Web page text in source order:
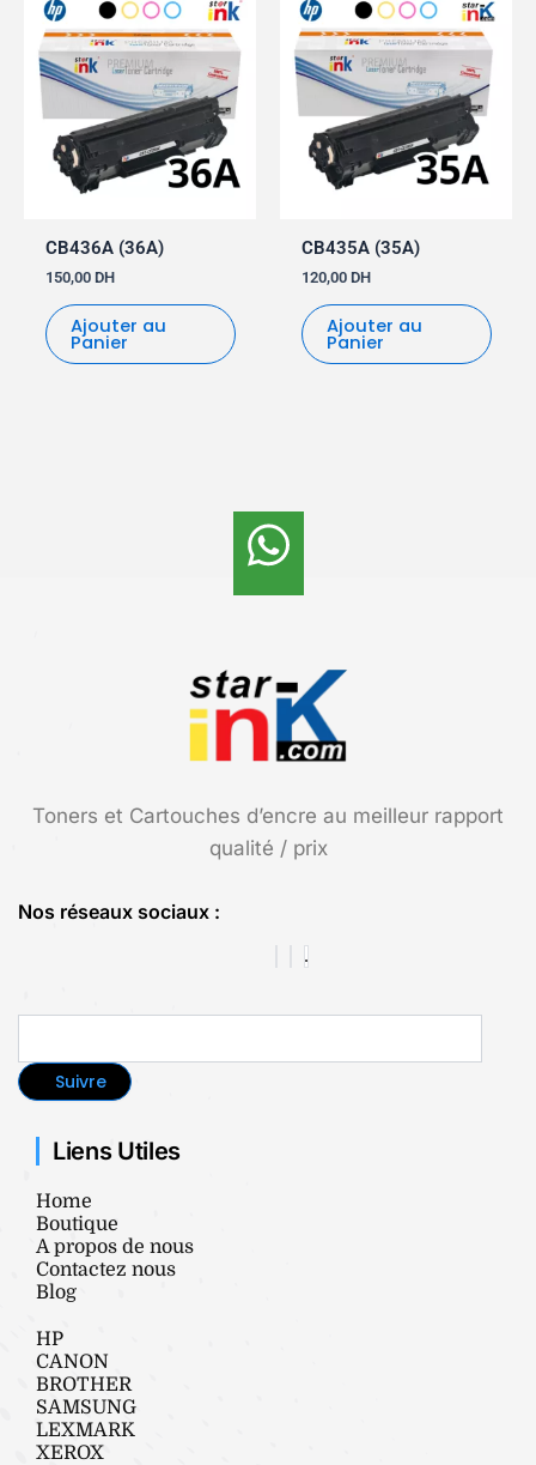
CB436A (36A)
150,00 DH
Ajouter au
Panier
CB435A (35A)
120,00 DH
Ajouter au
Panier
Toners et Cartouches d’encre au meilleur rapport
qualité / prix
Nos réseaux sociaux :
Suivre
Liens Utiles
Home
Boutique
A propos de nous
Contactez nous
Blog
HP
CANON
BROTHER
SAMSUNG
LEXMARK
XEROX